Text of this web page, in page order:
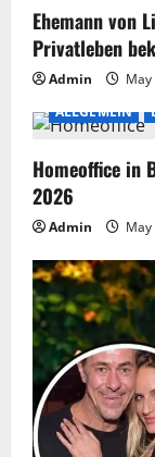
Ehemann von
Privatleben
Admin
ALLGEMEIN
Homeoffice in
2026
Admin May